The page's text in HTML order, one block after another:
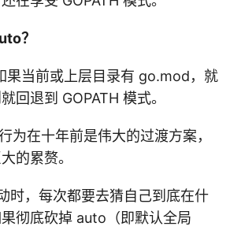
？
果当前或上层目录有 go.mod，就
回退到 GOPATH 模式。
为在十年前是伟大的过渡方案，
的累赘。
时，每次都要去猜自己到底在什
彻底砍掉 auto（即默认全局